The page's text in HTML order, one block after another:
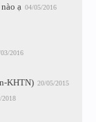
ạ 04/05/2016
2016
KHTN) 20/05/2015
2018